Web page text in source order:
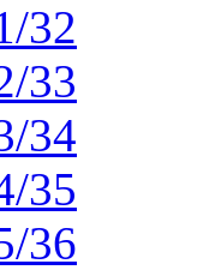
32
33
34
35
36